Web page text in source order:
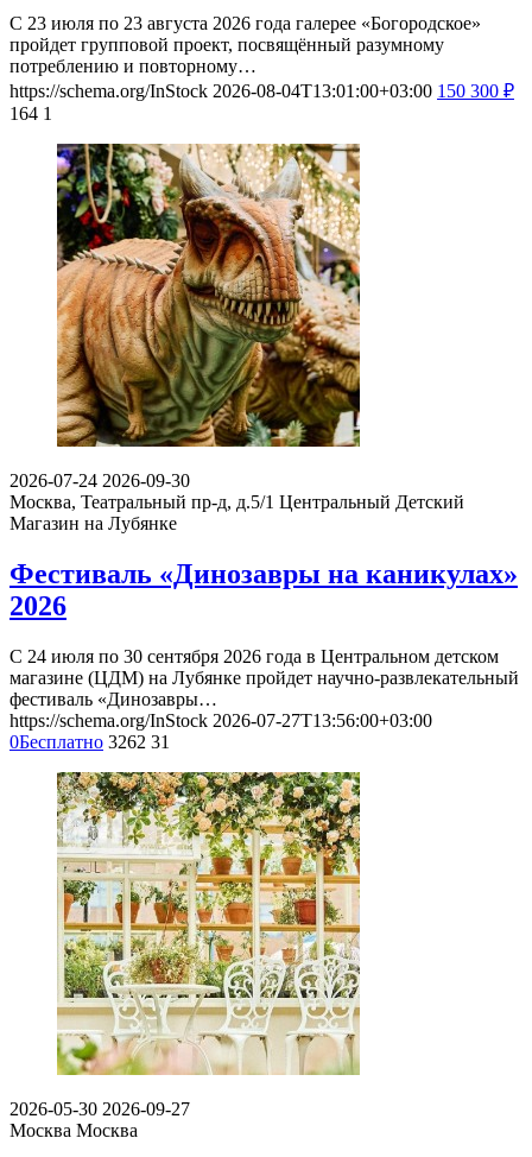
С 23 июля по 23 августа 2026 года галерее «Богородское»
пройдет групповой проект, посвящённый разумному
потреблению и повторному…
https://schema.org/InStock 2026-08-04T13:01:00+03:00 150 300 ₽
164 1
2026-07-24 2026-09-30
Москва, Театральный пр-д, д.5/1 Центральный Детский
Магазин на Лубянке
Фестиваль «Динозавры на каникулах»
2026
С 24 июля по 30 сентября 2026 года в Центральном детском
магазине (ЦДМ) на Лубянке пройдет научно-развлекательный
фестиваль «Динозавры…
https://schema.org/InStock 2026-07-27T13:56:00+03:00
0Бесплатно 3262 31
2026-05-30 2026-09-27
Москва Москва